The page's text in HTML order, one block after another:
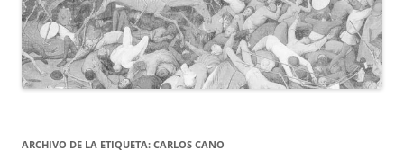
ARCHIVO DE LA ETIQUETA: CARLOS CANO